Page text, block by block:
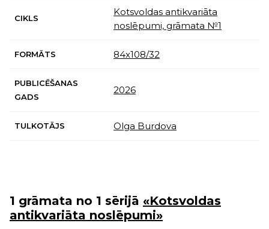
CIKLS
Kotsvoldas antikvariāta
noslēpumi, grāmata №1
FORMĀTS 84x108/32
PUBLICĒŠANAS
GADS
2026
TULKOTĀJS Olga Burdova
1 grāmata no 1 sērijā «Kotsvoldas
antikvariāta noslēpumi»